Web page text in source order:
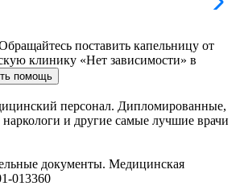
поставить капельницу от
клинику «Нет зависимости» в
помощь
персонал. Дипломированные,
и другие самые лучшие врачи
документы. Медицинская
013360